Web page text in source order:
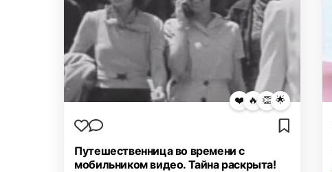
❤️ 🔥 👏 🌟
Путешественница во времени с
мобильником видео. Тайна раскрыта!